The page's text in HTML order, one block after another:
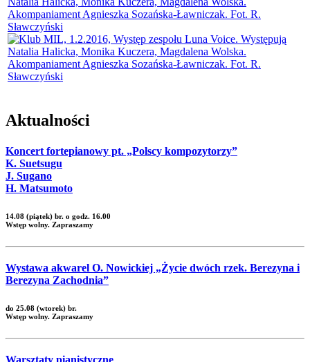
Aktualności
Koncert fortepianowy pt. „Polscy kompozytorzy”
K. Suetsugu
J. Sugano
H. Matsumoto
14.08 (piątek) br. o godz. 16.00
Wstęp wolny. Zapraszamy
Wystawa akwarel O. Nowickiej „Życie dwóch rzek. Berezyna i
Berezyna Zachodnia”
do 25.08 (wtorek) br.
Wstęp wolny. Zapraszamy
Warsztaty pianistyczne